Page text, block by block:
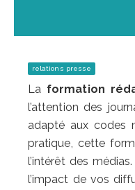
relations presse
La formation
l’attention des
adapté aux codes
pratique, cette
l’intérêt des
l’impact de vos